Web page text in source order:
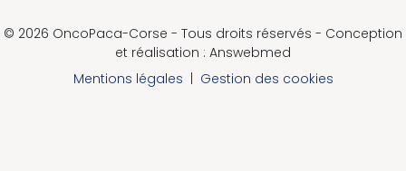
© 2026 OncoPaca-Corse - Tous droits réservés - Conception
et réalisation : Answebmed
Mentions légales | Gestion des cookies